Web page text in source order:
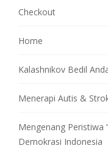
Checkout
Home
Kalashnikov Bedil
Menerapi Autis &
Mengenang Peristiwa
Demokrasi Indonesia